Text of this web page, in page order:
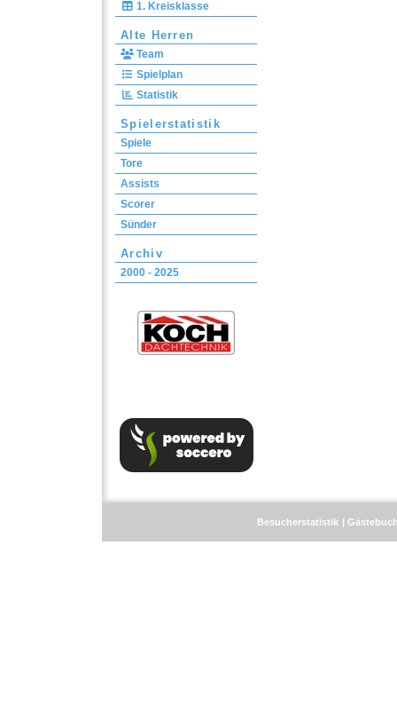
1. Kreisklasse
Alte Herren
Team
Spielplan
Statistik
Spielerstatistik
Spiele
Tore
Assists
Scorer
Sünder
Archiv
2000 - 2025
Besucherstatistik